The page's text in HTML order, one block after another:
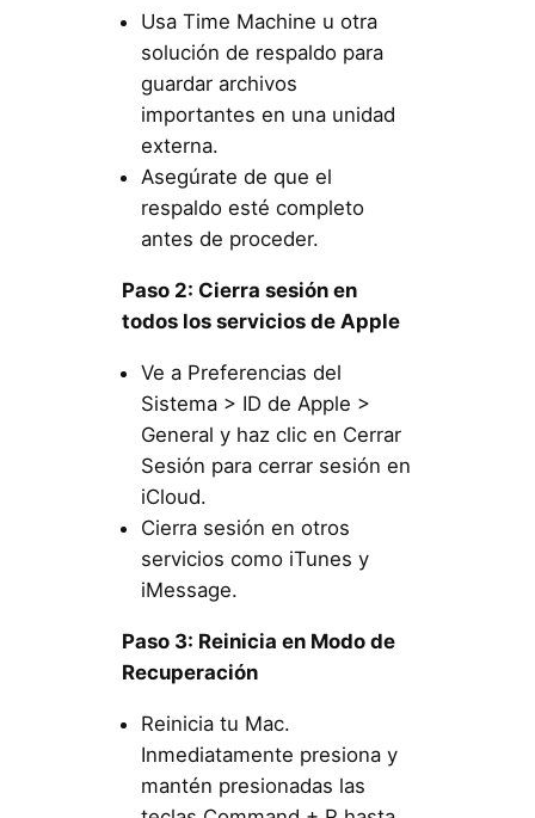
Usa Time Machine u otra
solución de respaldo para
guardar archivos
importantes en una unidad
externa.
Asegúrate de que el
respaldo esté completo
antes de proceder.
Paso 2: Cierra sesión en
todos los servicios de Apple
Ve a Preferencias del
Sistema > ID de Apple >
General y haz clic en Cerrar
Sesión para cerrar sesión en
iCloud.
Cierra sesión en otros
servicios como iTunes y
iMessage.
Paso 3: Reinicia en Modo de
Recuperación
Reinicia tu Mac.
Inmediatamente presiona y
mantén presionadas las